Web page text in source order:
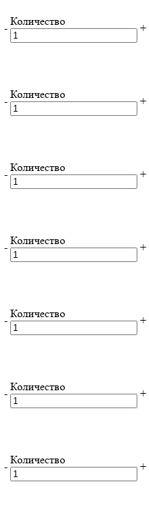
-
Количество
+
-
Количество
+
-
Количество
+
-
Количество
+
-
Количество
+
-
Количество
+
-
Количество
+